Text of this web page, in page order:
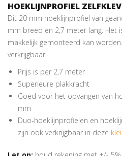
HOEKLIJNPROFIEL
Dit 20 mm hoeklijnprofiel van
mm breed en 2,7 meter lang. Het
makkelijk gemonteerd kan
verkrijgbaar.
Prijs is per 2,7 meter
Superieure plakkracht
Goed voor het opvangen van
mm
Duo-hoeklijnprofielen en
zijn ook verkrijgbaar in deze